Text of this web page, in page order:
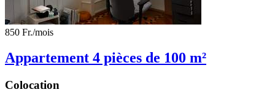
850 Fr./mois
Appartement 4 pièces de 100 m²
Colocation